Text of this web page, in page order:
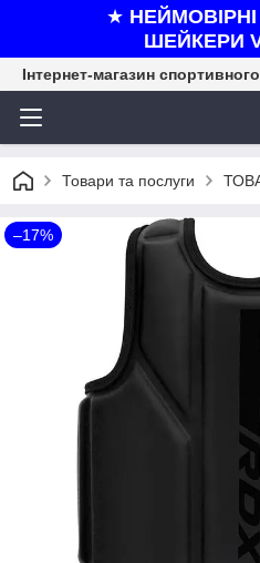
★
ШЕЙКЕРИ
Інтернет-магазин
Товари та послуги
–17%